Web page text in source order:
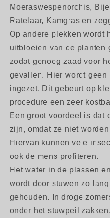
Moeraswespenorchis,
Ratelaar, Kamgras en
Op andere plekken wordt
uitbloeien van de planten
zodat genoeg zaad voor
gevallen. Hier wordt geen
ingezet. Dit gebeurt op
procedure een zeer
Een groot voordeel is dat
zijn, omdat ze niet
Hiervan kunnen vele
ook de mens profiteren.
Het water in de plassen
wordt door stuwen zo
gehouden. In droge
onder het stuwpeil